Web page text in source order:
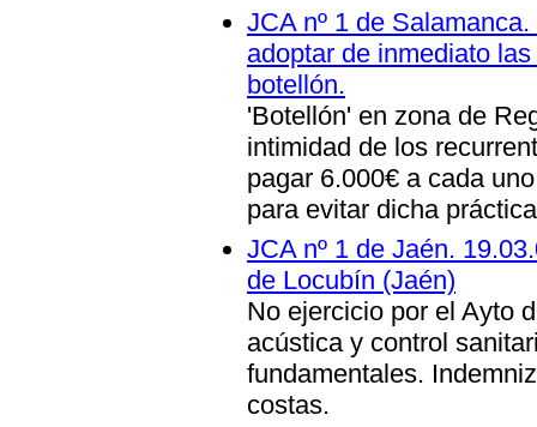
JCA nº 1 de
adoptar de inmediato
botellón.
'Botellón' en zona de
intimidad de los
pagar 6.000€ a cada
para evitar dicha
JCA nº 1 de Jaén.
de Locubín (Jaén)
No ejercicio por el Ayto
acústica y control
fundamentales.
costas.